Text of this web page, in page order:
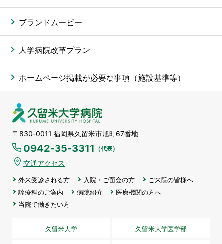
ブランドムービー
大学病院改革プラン
ホームページ掲載が必要な事項（施設基準等）
〒830-0011 福岡県久留米市旭町67番地
0942-35-3311 （代表）
交通アクセス
外来受診される方 入院・ご面会の方
ご来院の皆様へ
診療科のご案内
病院紹介
医療機関の方へ
当院で働きたい方
久留米大学 久留米大学医学部